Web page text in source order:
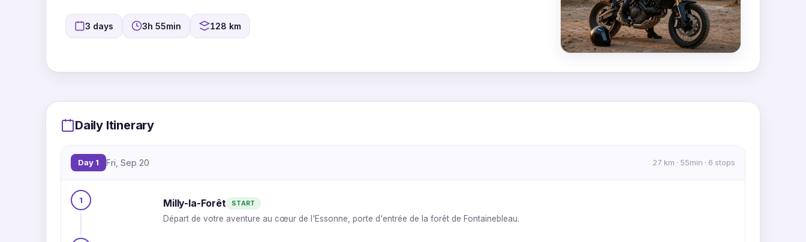
3 days 3h 55min 128 km
MapLibre|OpenFreeMap © OpenMapTilesData fromOpenStreetMap
Daily Itinerary
Day 1 Fri, Sep 20 27 km · 55min · 6 stops
1 Milly-la-Forêt START
Départ de votre aventure au cœur de l'Essonne, porte d'entrée de la forêt de Fontainebleau.